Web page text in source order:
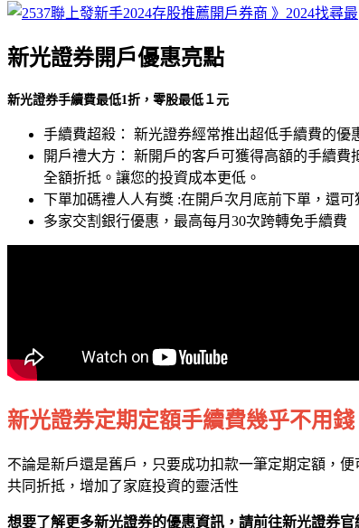
新光證券開戶優惠亮點
新光證券手續費最低1折，零股最低１元
手續費超殺： 新光證券經常推出超低手續費的優
開戶禮大方： 新開戶的客戶可獲得高額的手續費
全額折抵。讓您的投資成本更低。
下單加碼禮人人有獎 :在開戶次月底前下單，還
多家交割銀行優惠，最高每月30次跨轉免手續費
新光證券定期定額手續費幾乎不用錢
不論是新戶還是舊戶，只要成功扣款一筆定期定額，
共同折抵，增加了家庭投資的靈活性
想要了解更多新光證券的優惠資訊，請前往新光證券官